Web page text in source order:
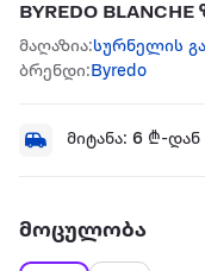
მაღაზია:სურნელის
ბრენდი: Byredo
მიტანა: 6 ₾-დან
მოცულობა